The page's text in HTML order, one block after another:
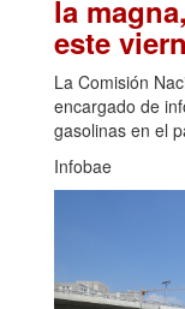
la
este
La Comisión
encargado de
gasolinas en el
Infobae